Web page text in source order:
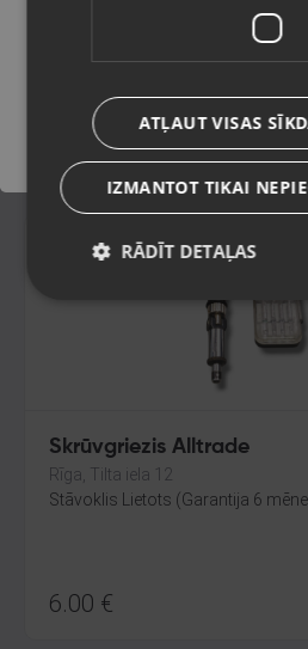
Stāvoklis Lietots (Garantija 6
50.00
2.27€/mēn.
Skrūvgriezis Alltrade
Rīga, Tilta iela 12
Stāvoklis Lietots (Garantija 6
6.00 €
Saglabāt
ATĻAUT VISAS
IZMANTOT TIKAI
RĀDĪT DETAĻAS